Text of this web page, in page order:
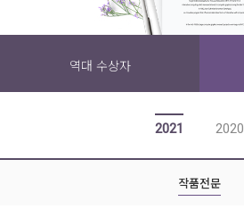
역대 수상자
2021 2020
작품전문